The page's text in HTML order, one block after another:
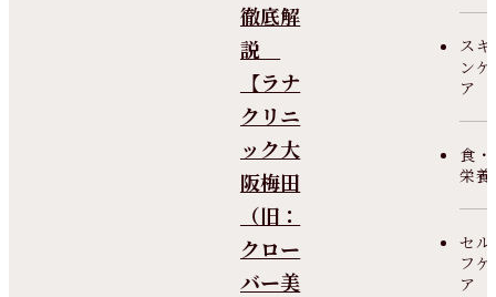
徹底解
説
【ラナ
クリニ
ック大
阪梅田
（旧：
クロー
バー美
スキ
ンケ
ア
食・
栄養
セル
フケ
ア